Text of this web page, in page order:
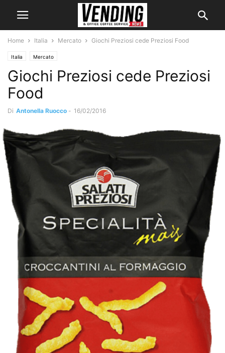
Home Italia Mercato Giochi Preziosi cede Preziosi Food
Italia Mercato
Giochi Preziosi cede Preziosi
Food
Di Antonella Ruocco - 16/02/2016